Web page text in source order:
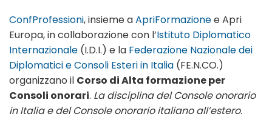
ConfProfessioni, insieme aApriFormazionee Apri
Europa, in collaborazione con l’Istituto Diplomatico
Internazionale (I.D.I.) e la Federazione Nazionale dei
Diplomatici e Consoli Esteri in Italia (FE.N.CO.)
organizzano il Corso di Alta formazione per
Consoli onorari. La disciplina del Console onorario
in Italia e del Console onorario italiano all’estero.